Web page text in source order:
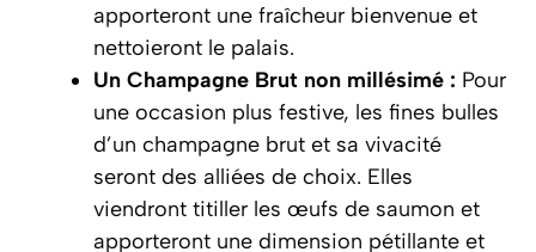
apporteront une fraîcheur bienvenue et
nettoieront le palais.
Un Champagne Brut non millésimé : Pour
une occasion plus festive, les fines bulles
d’un champagne brut et sa vivacité
seront des alliées de choix. Elles
viendront titiller les œufs de saumon et
apporteront une dimension pétillante et